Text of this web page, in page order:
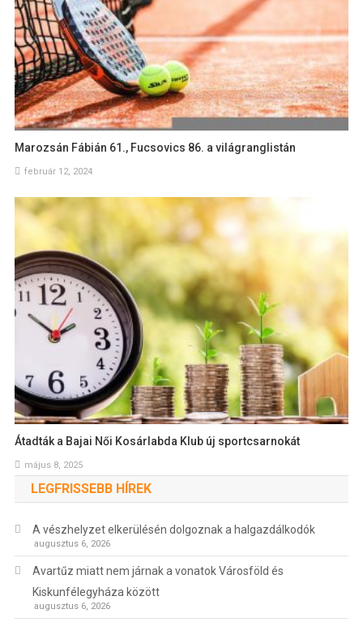
Marozsán Fábián 61., Fucsovics 86. a világranglistán
február 12, 2024
Átadták a Bajai Női Kosárlabda Klub új sportcsarnokát
május 8, 2025
LEGFRISSEBB HÍREK
A vészhelyzet elkerülésén dolgoznak a halgazdálkodók
augusztus 6, 2026
Avartűz miatt nem járnak a vonatok Városföld és
Kiskunfélegyháza között
augusztus 6, 2026